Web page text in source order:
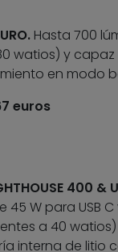
Hasta 700
watios) y capaz
en modo
euros
400 &
45 W para USB
a 40
interna de litio